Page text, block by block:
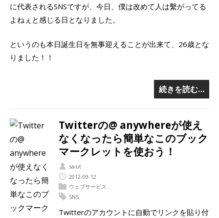
に代表されるSNSですが、今日、僕は改めて人は繫がってる
よねぇと感じる日となりました。
というのも本日誕生日を無事迎えることが出来て、26歳とな
りました！！
続きを読む…
Twitterの@ anywhereが使え
なくなったら簡単なこのブック
マークレットを使おう！
saiut
2012-09-12
ウェブサービス
SNS
Twitterのアカウントに自動でリンクを貼り付